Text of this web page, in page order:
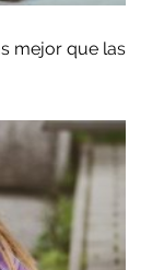
mejor que las